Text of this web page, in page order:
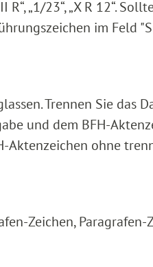
„1/23“, „X R 12“.
im Feld
Trennen Sie das
und dem BFH-
Aktenzeichen ohne
Zeichen,